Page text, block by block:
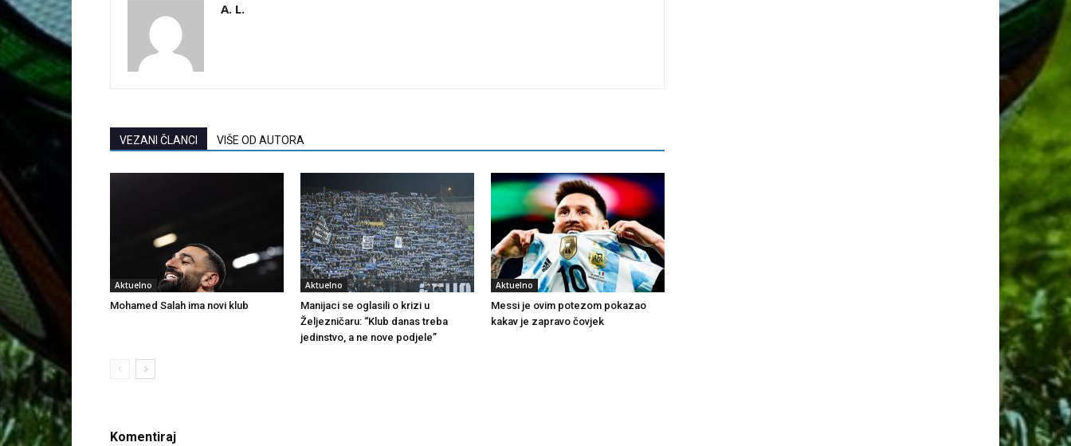
A. L.
VEZANI ČLANCI VIŠE OD AUTORA
Aktuelno
Mohamed Salah ima novi klub
Aktuelno
Manijaci se oglasili o krizi u
Željezničaru: “Klub danas treba
jedinstvo, a ne nove podjele”
Aktuelno
Messi je ovim potezom pokazao
kakav je zapravo čovjek
Komentiraj